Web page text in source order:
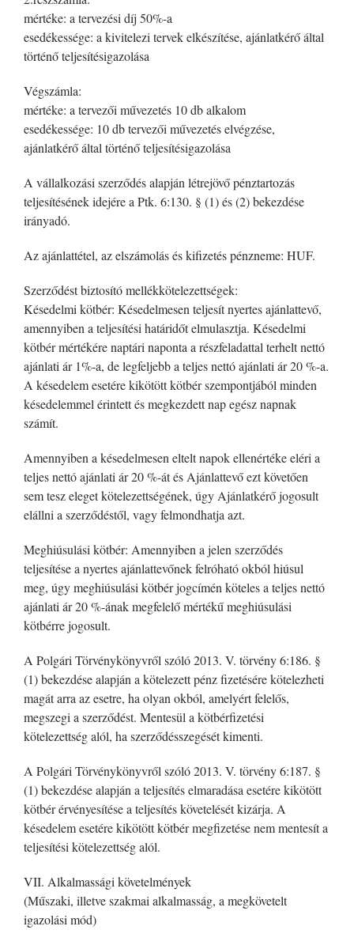
mértéke: a tervezési díj 50%-a
esedékessége: a kivitelezi tervek elkészítése, ajánlatkérő által
történő teljesítésigazolása
Végszámla:
mértéke: a tervezői művezetés 10 db alkalom
esedékessége: 10 db tervezői művezetés elvégzése,
ajánlatkérő által történő teljesítésigazolása
A vállalkozási szerződés alapján létrejövő pénztartozás
teljesítésének idejére a Ptk. 6:130. § (1) és (2) bekezdése
irányadó.
Az ajánlattétel, az elszámolás és kifizetés pénzneme: HUF.
Szerződést biztosító mellékkötelezettségek:
Késedelmi kötbér: Késedelmesen teljesít nyertes ajánlattevő,
amennyiben a teljesítési határidőt elmulasztja. Késedelmi
kötbér mértékére naptári naponta a részfeladattal terhelt nettó
ajánlati ár 1%-a, de legfeljebb a teljes nettó ajánlati ár 20 %-a.
A késedelem esetére kikötött kötbér szempontjából minden
késedelemmel érintett és megkezdett nap egész napnak
számít.
Amennyiben a késedelmesen eltelt napok ellenértéke eléri a
teljes nettó ajánlati ár 20 %-át és Ajánlattevő ezt követően
sem tesz eleget kötelezettségének, úgy Ajánlatkérő jogosult
elállni a szerződéstől, vagy felmondhatja azt.
Meghiúsulási kötbér: Amennyiben a jelen szerződés
teljesítése a nyertes ajánlattevőnek felróható okból hiúsul
meg, úgy meghiúsulási kötbér jogcímén köteles a teljes nettó
ajánlati ár 20 %-ának megfelelő mértékű meghiúsulási
kötbérre jogosult.
A Polgári Törvénykönyvről szóló 2013. V. törvény 6:186. §
(1) bekezdése alapján a kötelezett pénz fizetésére kötelezheti
magát arra az esetre, ha olyan okból, amelyért felelős,
megszegi a szerződést. Mentesül a kötbérfizetési
kötelezettség alól, ha szerződésszegését kimenti.
A Polgári Törvénykönyvről szóló 2013. V. törvény 6:187. §
(1) bekezdése alapján a teljesítés elmaradása esetére kikötött
kötbér érvényesítése a teljesítés követelését kizárja. A
késedelem esetére kikötött kötbér megfizetése nem mentesít a
teljesítési kötelezettség alól.
VII. Alkalmassági követelmények
(Műszaki, illetve szakmai alkalmasság, a megkövetelt
igazolási mód)